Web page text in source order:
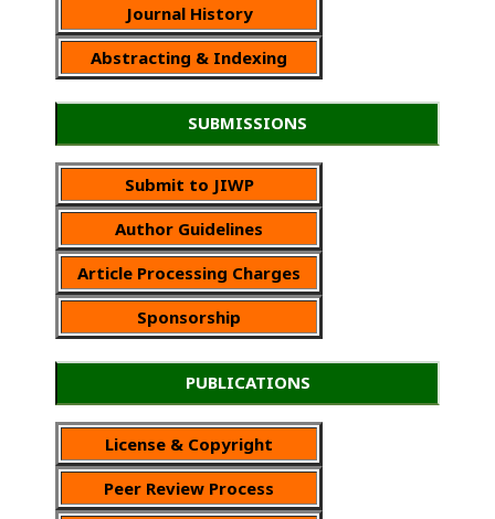
Journal History
Abstracting & Indexing
SUBMISSIONS
Submit to JIWP
Author Guidelines
Article Processing Charges
Sponsorship
PUBLICATIONS
License & Copyright
Peer Review Process